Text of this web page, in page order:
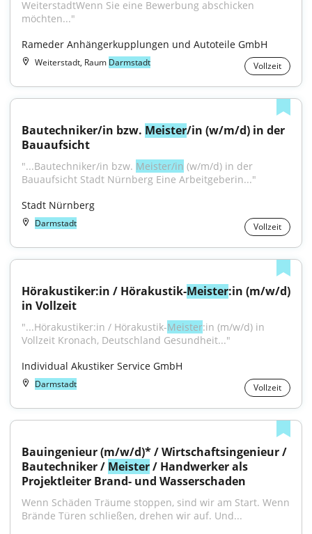
WeiterstadtWenn Sie eine Bewerbung abschicken
möchten..."
Rameder Anhängerkupplungen und Autoteile GmbH
Weiterstadt, Raum Darmstadt Vollzeit
Bautechniker/in bzw. Meister/in (w/m/d) in der
Bauaufsicht
"...Bautechniker/in bzw. Meister/in (w/m/d) in der
Bauaufsicht Stadt Nürnberg Eine Arbeitgeberin..."
Stadt Nürnberg
Darmstadt Vollzeit
Hörakustiker:in / Hörakustik-Meister:in (m/w/d)
in Vollzeit
"...Hörakustiker:in / Hörakustik-Meister:in (m/w/d) in
Vollzeit Kronach, Deutschland Gesundheit..."
Individual Akustiker Service GmbH
Darmstadt Vollzeit
Bauingenieur (m/w/d)* / Wirtschaftsingenieur /
Bautechniker / Meister / Handwerker als
Projektleiter Brand- und Wasserschaden
Wenn Schäden Träume stoppen, sind wir am Start. Wenn
Brände Türen schließen, drehen wir auf. Und...